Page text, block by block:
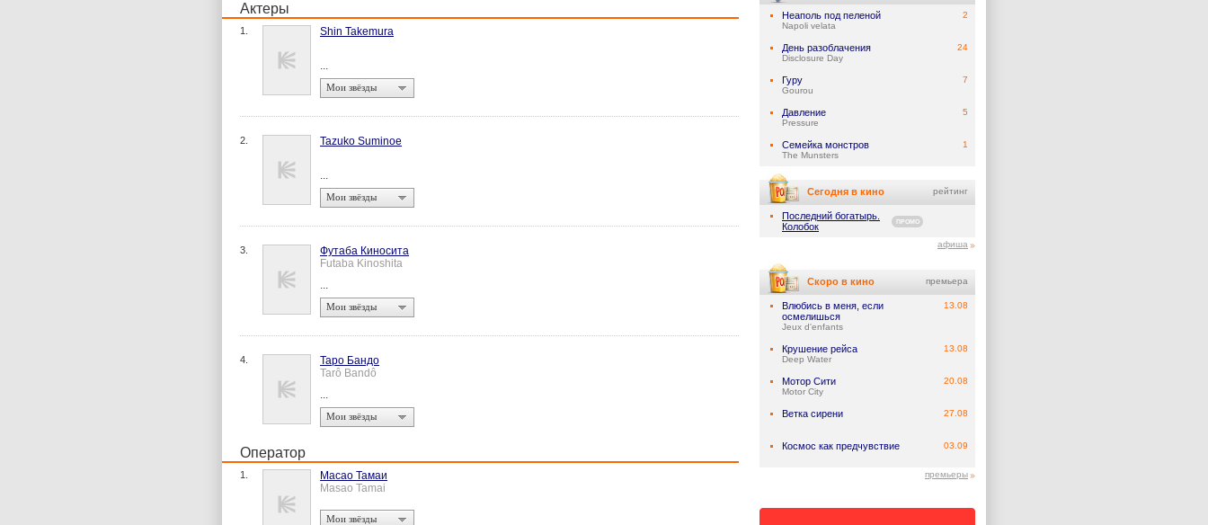
Актеры
1. Shin Takemura
...
Мои звёзды
2. Tazuko Suminoe
...
Мои звёзды
3.
Футаба Киносита
Futaba Kinoshita
...
Мои звёзды
4.
Таро Бандо
Tarô Bandô
...
Мои звёзды
Оператор
1.
Масао Тамаи
Masao Tamai
Мои звёзды
Неаполь под пеленой
Napoli velata
2
День разоблачения
Disclosure Day
24
Гуру
Gourou
7
Давление
Pressure
5
Семейка монстров
The Munsters
1
Сегодня в кино рейтинг
Последний богатырь.
Колобок
ПРОМО
афиша
Скоро в кино премьера
Влюбись в меня, если
осмелишься
Jeux d'enfants
13.08
Крушение рейса
Deep Water
13.08
Мотор Сити
Motor City
20.08
Ветка сирени 27.08
Космос как предчувствие 03.09
премьеры